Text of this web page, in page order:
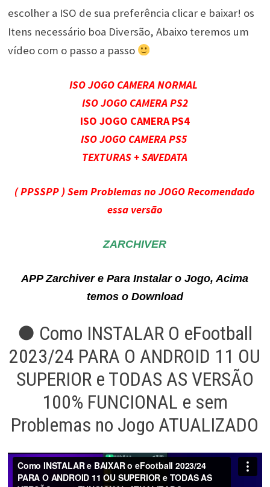
escolher a ISO de sua preferência clicar e baixar! os
Itens necessário boa Diversão, Abaixo teremos um
vídeo com o passo a passo
ISO JOGO CAMERA NORMAL
ISO JOGO CAMERA PS2
ISO JOGO CAMERA PS4
ISO JOGO CAMERA PS5
TEXTURAS + SAVEDATA
( PPSSPP ) Sem Problemas no JOGO Recomendado
essa versão
ZARCHIVER
APP Zarchiver e Para Instalar o Jogo, Acima
temos o Download
● Como INSTALAR O eFootball
2023/24 PARA O ANDROID 11 OU
SUPERIOR e TODAS AS VERSÃO
100% FUNCIONAL e sem
Problemas no Jogo ATUALIZADO